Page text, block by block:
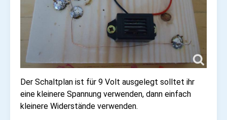
Der Schaltplan ist für 9 Volt ausgelegt solltet ihr
eine kleinere Spannung verwenden, dann einfach
kleinere Widerstände verwenden.